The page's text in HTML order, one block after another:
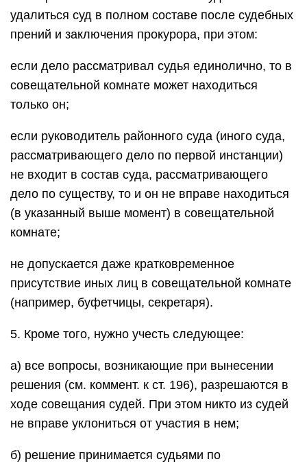
удалиться суд в полном составе после судебных
прений и заключения прокурора, при этом:
если дело рассматривал судья единолично, то в
совещательной комнате может находиться
только он;
если руководитель районного суда (иного суда,
рассматривающего дело по первой инстанции)
не входит в состав суда, рассматривающего
дело по существу, то и он не вправе находиться
(в указанный выше момент) в совещательной
комнате;
не допускается даже кратковременное
присутствие иных лиц в совещательной комнате
(например, буфетчицы, секретаря).
5. Кроме того, нужно учесть следующее:
а) все вопросы, возникающие при вынесении
решения (см. коммент. к ст. 196), разрешаются в
ходе совещания судей. При этом никто из судей
не вправе уклониться от участия в нем;
б) решение принимается судьями по